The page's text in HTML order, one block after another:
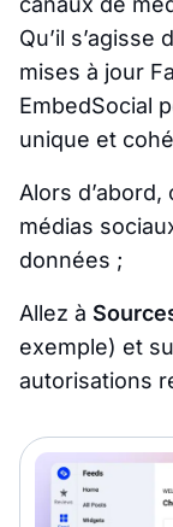
Qu’il
mises à jour
EmbedSocial
unique et
Alors
médias
données ;
Allez à
exemple) et
autorisations